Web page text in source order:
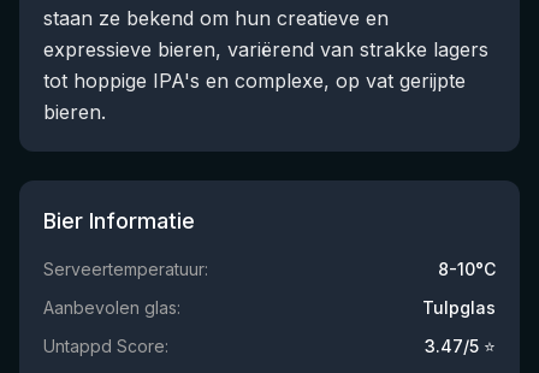
staan ze bekend om hun creatieve en
expressieve bieren, variërend van strakke lagers
tot hoppige IPA's en complexe, op vat gerijpte
bieren.
Bier Informatie
Serveertemperatuur:
8-10°C
Aanbevolen glas:
Tulpglas
Untappd Score:
3.47/5 ⭐